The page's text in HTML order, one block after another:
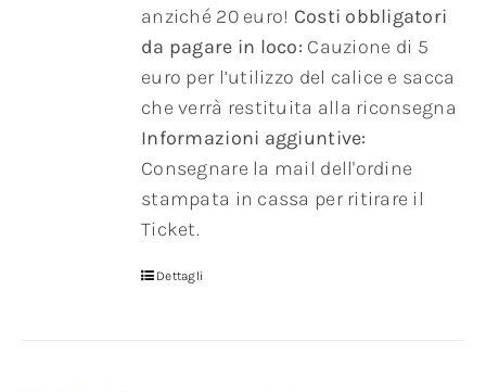
anziché 20 euro! Costi obbligatori
da pagare in loco: Cauzione di 5
euro per l’utilizzo del calice e sacca
che verrà restituita alla riconsegna
Informazioni aggiuntive:
Consegnare la mail dell'ordine
stampata in cassa per ritirare il
Ticket.
Dettagli